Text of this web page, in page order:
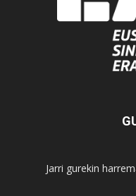
Jarri gurekin